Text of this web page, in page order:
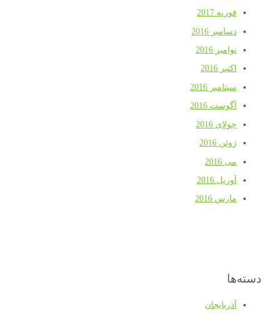
فوریه 2017
دسامبر 2016
نوامبر 2016
اکتبر 2016
سپتامبر 2016
آگوست 2016
جولای 2016
ژوئن 2016
می 2016
آوریل 2016
مارس 2016
دسته‌ها
آذربایجان